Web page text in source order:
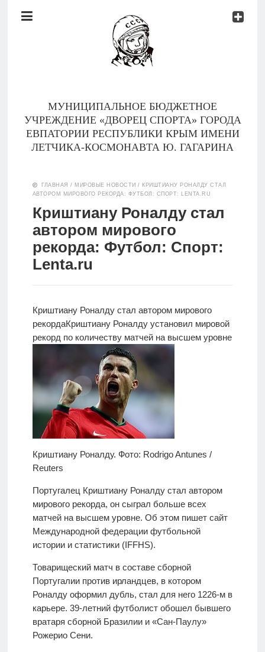
Документы
МУНИЦИПАЛЬНОЕ БЮДЖЕТНОЕ
УЧРЕЖДЕНИЕ «ДВОРЕЦ СПОРТА» ГОРОДА
ЕВПАТОРИИ РЕСПУБЛИКИ КРЫМ ИМЕНИ
ЛЕТЧИКА-КОСМОНАВТА Ю. ГАГАРИНА
Документы
Контакты
Новости
Родителям
нас
Версия для
слабовидящих
ГЛАВНАЯ / МИРОВЫЕ НОВОСТИ / КРИШТИАНУ РОНАЛДУ СТАЛ
АВТОРОМ МИРОВОГО РЕКОРДА: ФУТБОЛ: СПОРТ: LENTA.RU
Криштиану Роналду стал
автором мирового
рекорда: Футбол: Спорт:
Lenta.ru
Криштиану Роналду стал автором мирового
рекордаКриштиану Роналду установил мировой
рекорд по количеству матчей на высшем уровне
Криштиану Роналду. Фото: Rodrigo Antunes /
Reuters
Португалец Криштиану Роналду стал автором
мирового рекорда, он сыграл больше всех
матчей на высшем уровне. Об этом пишет сайт
Международной федерации футбольной
истории и статистики (IFFHS).
Товарищеский матч в составе сборной
Португалии против ирландцев, в котором
Роналду оформил дубль, стал для него 1226-м в
карьере. 39-летний футболист обошел бывшего
вратаря сборной Бразилии и «Сан-Паулу»
Рожерио Сени.